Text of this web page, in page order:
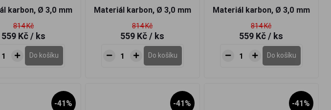
karbon, Ø 3,0 mm
814 Kč
559 Kč/ ks
Do košíku
Materiál karbon, Ø 3,0 mm
814 Kč
559 Kč/ ks
Do košíku
Materiál karbon, Ø 3,0 mm
814 Kč
559 Kč/ ks
Do košíku
-41% -41% -41%